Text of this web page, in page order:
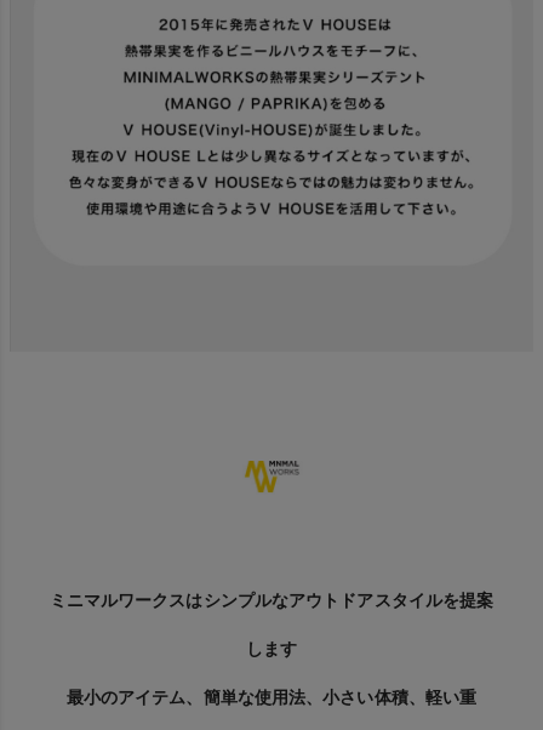
ミニマルワークスはシンプルなアウトドアスタイルを提案
します
最小のアイテム、簡単な使用法、小さい体積、軽い重